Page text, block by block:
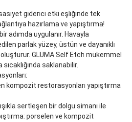
giderici etki eşliğinde tek
hazırlama ve yapıştırma!
adımda uygulanır. Havayla
parlak yüzey, üstün ve dayanıklı
GLUMA Self Etch mükemmel
sıcaklığında saklanabilir.
kompozit restorasyonları yapıştırma
sertleşen bir dolgu simanı ile
porselen ve kompozit